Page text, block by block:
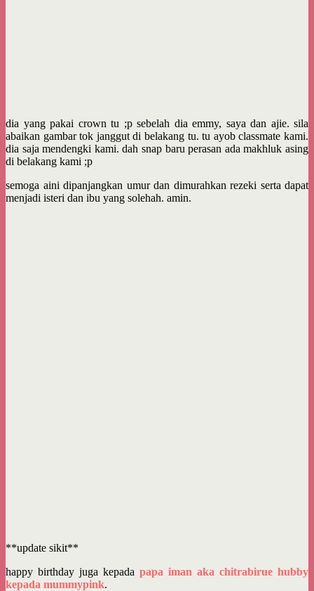
dia yang pakai crown tu ;p sebelah dia emmy, saya dan ajie. sila
abaikan gambar tok janggut di belakang tu. tu ayob classmate kami.
dia saja mendengki kami. dah snap baru perasan ada makhluk asing
di belakang kami ;p
semoga aini dipanjangkan umur dan dimurahkan rezeki serta dapat
menjadi isteri dan ibu yang solehah. amin.
**update sikit**
happy birthday juga kepada papa iman aka chitrabirue hubby
kepada mummypink.